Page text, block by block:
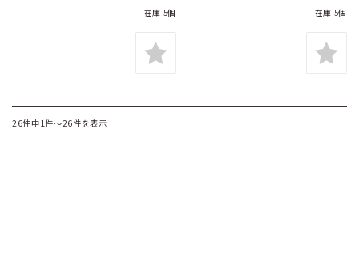
在庫 5個 在庫 5個
26件中1件～26件を表示